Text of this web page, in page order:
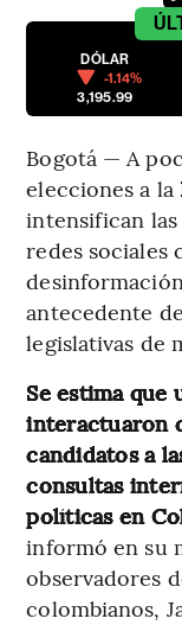
DÓLAR
-1.14%
3,195.99
Bogotá — A
elecciones a la
intensifican
redes sociales
antecedente
legislativas de
Se estima que
interactuaron
candidatos a
consultas
políticas en
informó en su
observadores
colombianos,